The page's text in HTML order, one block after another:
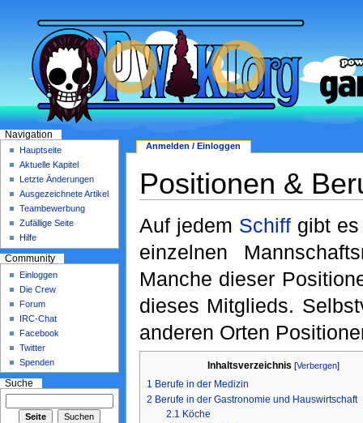
Positionen &
Auf jedem Schiffgibt es
einzelnen
Manche dieser
dieses Mitglieds.
anderen Orten
Inhaltsverzeichnis [Verbergen]
1 Berufe in der Medizin
2 Berufe in der Gastronomie und Hauswirtschaft
2.1 Köche
Anmelden / Einloggen
Navigation
Hauptseite
Aktuelle Kapitel
Letzte Änderungen
Ausgezeichnete Artikel
Teambewerbung
Zufällige Seite
Hilfe
Community
Einloggen
Die Crew
Forum
IRC-Chat
Facebook
Twitter
Spenden
Suche